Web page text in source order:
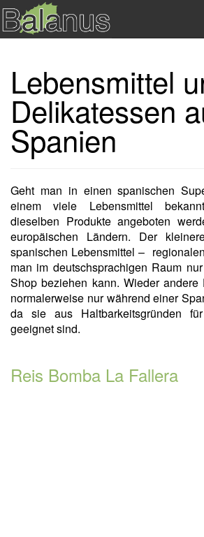
Lebensmittel
Delikatessen
Spanien
Geht man in einen spanischen
einem viele Lebensmittel
dieselben Produkte angeboten
europäischen Ländern. Der
spanischen Lebensmittel –
man im deutschsprachigen Raum
Shop beziehen kann. Wieder andere
normalerweise nur während einer
da sie aus Haltbarkeitsgründen
geeignet sind.
Reis Bomba La Fallera